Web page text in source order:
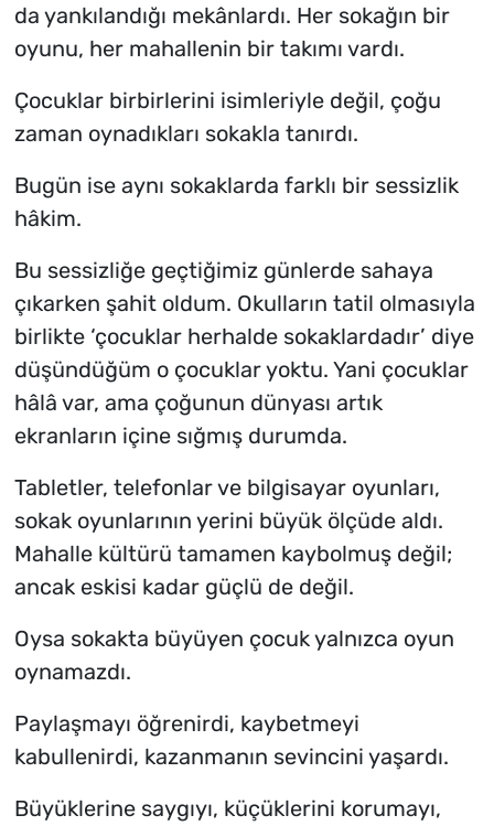
da yankılandığı mekânlardı. Her sokağın bir
oyunu, her mahallenin bir takımı vardı.
Çocuklar birbirlerini isimleriyle değil, çoğu
zaman oynadıkları sokakla tanırdı.
Bugün ise aynı sokaklarda farklı bir sessizlik
hâkim.
Bu sessizliğe geçtiğimiz günlerde sahaya
çıkarken şahit oldum. Okulların tatil olmasıyla
birlikte ‘çocuklar herhalde sokaklardadır’ diye
düşündüğüm o çocuklar yoktu. Yani çocuklar
hâlâ var, ama çoğunun dünyası artık
ekranların içine sığmış durumda.
Tabletler, telefonlar ve bilgisayar oyunları,
sokak oyunlarının yerini büyük ölçüde aldı.
Mahalle kültürü tamamen kaybolmuş değil;
ancak eskisi kadar güçlü de değil.
Oysa sokakta büyüyen çocuk yalnızca oyun
oynamazdı.
Paylaşmayı öğrenirdi, kaybetmeyi
kabullenirdi, kazanmanın sevincini yaşardı.
Büyüklerine saygıyı, küçüklerini korumayı,